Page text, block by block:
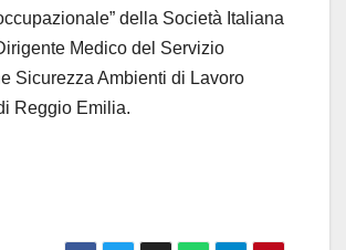
d
e
o
della Società Italiana
Medico del Servizio
Sicurezza Ambienti di Lavoro
Reggio Emilia.